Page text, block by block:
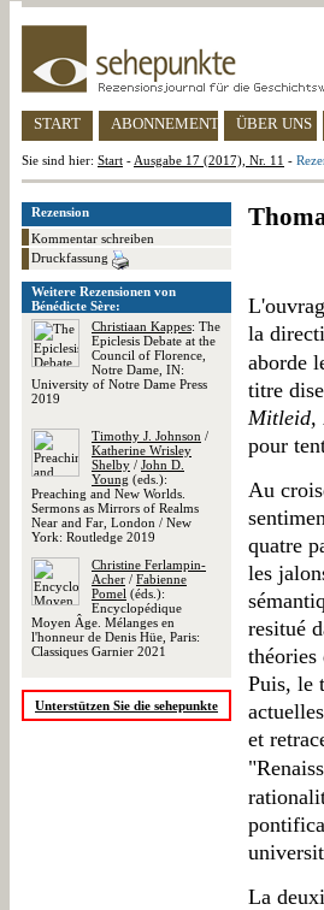
START ABONNEMENT ÜBER UNS
Sie sind hier: Start - Ausgabe 17 (2017), Nr. 11 -
Rezension
Kommentar schreiben
Druckfassung
Weitere Rezensionen von
Bénédicte Sère:
Christiaan Kappes: The
Epiclesis Debate at the
Council of Florence,
Notre Dame, IN:
University of Notre Dame Press
2019
Timothy J. Johnson /
Katherine Wrisley
Shelby / John D.
Young (eds.):
Preaching and New Worlds.
Sermons as Mirrors of Realms
Near and Far, London / New
York: Routledge 2019
Christine Ferlampin-
Acher / Fabienne
Pomel (éds.):
Encyclopédique
Moyen Âge. Mélanges en
l'honneur de Denis Hüe, Paris:
Classiques Garnier 2021
Unterstützen Sie die sehepunkte
la
aborde
titre
Mitleid,
pour
Au
quatre
les
resitué
théories
Puis, le
et
La